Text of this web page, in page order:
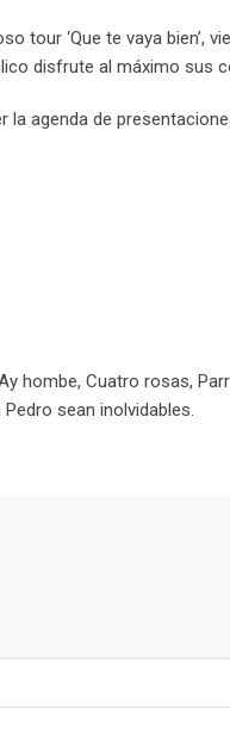
tour ‘Que te vaya bien’,
disfrute al máximo sus
la agenda de
hombe, Cuatro rosas,
sean inolvidables.